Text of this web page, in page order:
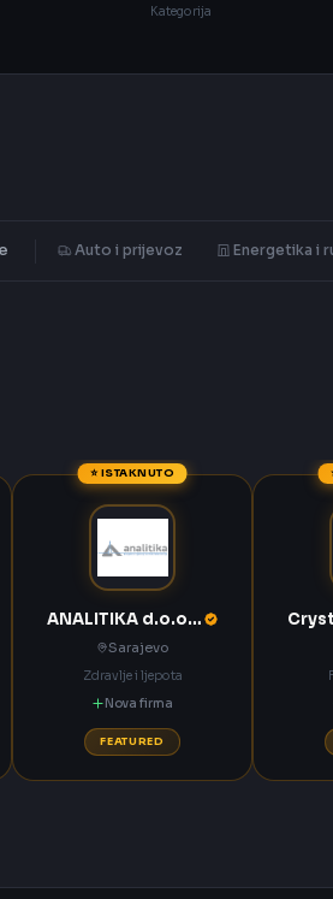
Kategorija
Auto i prijevoz Energetika i
⭐ ISTAKNUTO
ANALITIKA d.o.o. Sarajevo
Sarajevo
Zdravlje i ljepota
Nova firma
FEATURED